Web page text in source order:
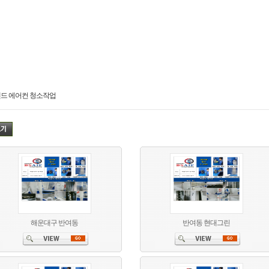
에어컨 청소작업
해운대구 반여동 반여동 현대그린